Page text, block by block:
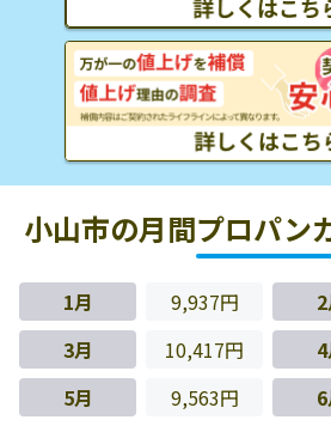
小山市の月間プロパン
1月 9,937円
3月
10,417円
5月
9,563円